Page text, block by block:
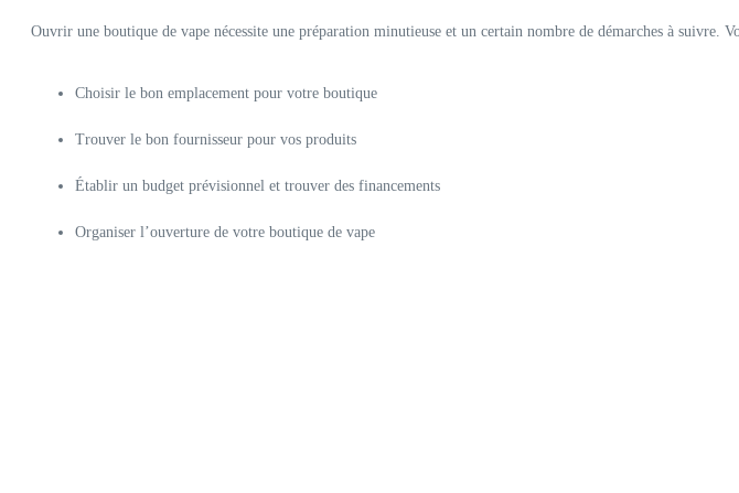
Ouvrir une boutique de vape nécessite une préparation minutieuse et un certain nombre de démarches à suivre.
Choisir le bon emplacement pour votre boutique
Trouver le bon fournisseur pour vos produits
Établir un budget prévisionnel et trouver des financements
Organiser l’ouverture de votre boutique de vape